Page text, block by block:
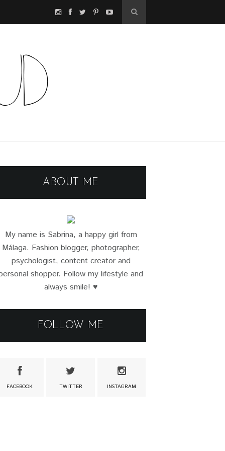
ABOUT ME
My name is Sabrina, a happy girl from
Málaga. Fashion blogger, photographer,
psychologist, content creator and
shopper. Follow my lifestyle and
always smile! ♥
FOLLOW ME
FACEBOOK TWITTER INSTAGRAM